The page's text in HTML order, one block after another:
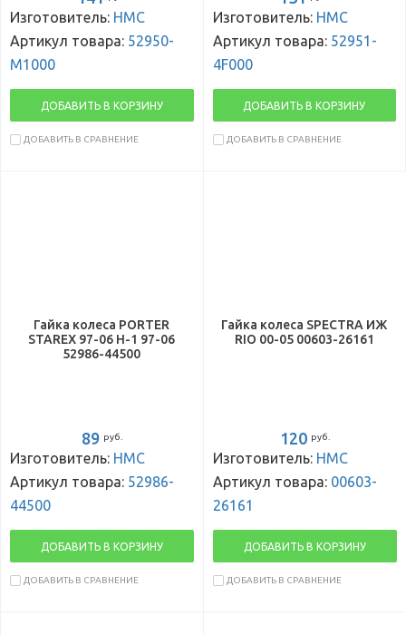
Изготовитель: HMC
Артикул товара: 52950-
M1000
ДОБАВИТЬ В КОРЗИНУ
ДОБАВИТЬ В СРАВНЕНИЕ
Изготовитель: HMC
Артикул товара: 52951-
4F000
ДОБАВИТЬ В КОРЗИНУ
ДОБАВИТЬ В СРАВНЕНИЕ
Гайка колеса PORTER
STAREX 97-06 H-1 97-06
52986-44500
89 руб.
Изготовитель: HMC
Артикул товара: 52986-
44500
ДОБАВИТЬ В КОРЗИНУ
ДОБАВИТЬ В СРАВНЕНИЕ
Гайка колеса SPECTRA ИЖ
RIO 00-05 00603-26161
120 руб.
Изготовитель: HMC
Артикул товара: 00603-
26161
ДОБАВИТЬ В КОРЗИНУ
ДОБАВИТЬ В СРАВНЕНИЕ